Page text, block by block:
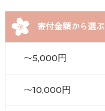
寄付金額から選ぶ
〜5,000円
〜10,000円